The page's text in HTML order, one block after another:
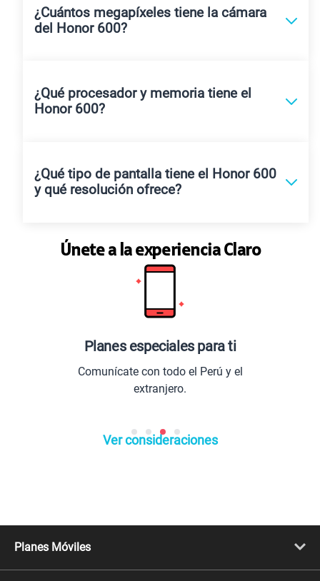
¿Cuántos megapíxeles tiene la cámara
del Honor 600?
¿Qué procesador y memoria tiene el
Honor 600?
¿Qué tipo de pantalla tiene el Honor 600
y qué resolución ofrece?
Únete a la experiencia Claro
especiales para ti
con todo el Perú y el
Ver consideraciones
Planes Móviles